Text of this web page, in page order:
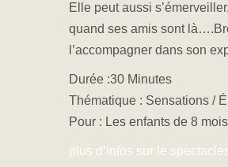
Elle peut aussi
quand ses amis sont
l’accompagner dans son
Durée :30 Minutes
Thématique : Sensations /
Pour : Les enfants de 8
plus d’infos sur le